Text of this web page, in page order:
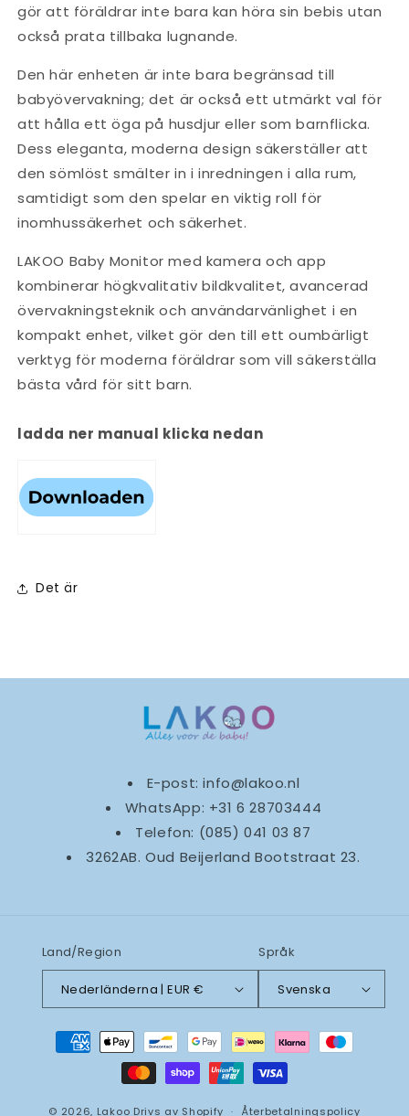
gör att föräldrar inte bara kan höra sin bebis utan
också prata tillbaka lugnande.
Den här enheten är inte bara begränsad till
babyövervakning; det är också ett utmärkt val för
att hålla ett öga på husdjur eller som barnflicka.
Dess eleganta, moderna design säkerställer att
den sömlöst smälter in i inredningen i alla rum,
samtidigt som den spelar en viktig roll för
inomhussäkerhet och säkerhet.
LAKOO Baby Monitor med kamera och app
kombinerar högkvalitativ bildkvalitet, avancerad
övervakningsteknik och användarvänlighet i en
kompakt enhet, vilket gör den till ett oumbärligt
verktyg för moderna föräldrar som vill säkerställa
bästa vård för sitt barn.
ladda ner manual klicka nedan
Det är
E-post: info@lakoo.nl
WhatsApp: +31 6 28703444
Telefon: (085) 041 03 87
3262AB. Oud Beijerland Bootstraat 23.
Land/Region
Nederländerna | EUR €
Språk
Svenska
Betalningsmetoder
© 2026, Lakoo Drivs av Shopify Återbetalningspolicy